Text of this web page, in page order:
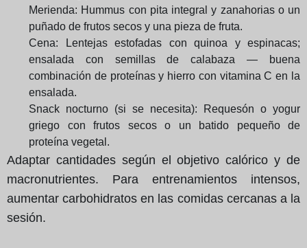
Merienda: Hummus con pita integral y zanahorias o un
puñado de frutos secos y una pieza de fruta.
Cena: Lentejas estofadas con quinoa y espinacas;
ensalada con semillas de calabaza — buena
combinación de proteínas y hierro con vitamina C en la
ensalada.
Snack nocturno (si se necesita): Requesón o yogur
griego con frutos secos o un batido pequeño de
proteína vegetal.
Adaptar cantidades según el objetivo calórico y de
macronutrientes. Para entrenamientos intensos,
aumentar carbohidratos en las comidas cercanas a la
sesión.